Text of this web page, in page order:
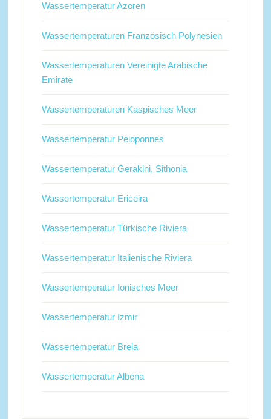
Wassertemperatur Azoren
Wassertemperaturen Französisch Polynesien
Wassertemperaturen Vereinigte Arabische
Emirate
Wassertemperaturen Kaspisches Meer
Wassertemperatur Peloponnes
Wassertemperatur Gerakini, Sithonia
Wassertemperatur Ericeira
Wassertemperatur Türkische Riviera
Wassertemperatur Italienische Riviera
Wassertemperatur Ionisches Meer
Wassertemperatur Izmir
Wassertemperatur Brela
Wassertemperatur Albena